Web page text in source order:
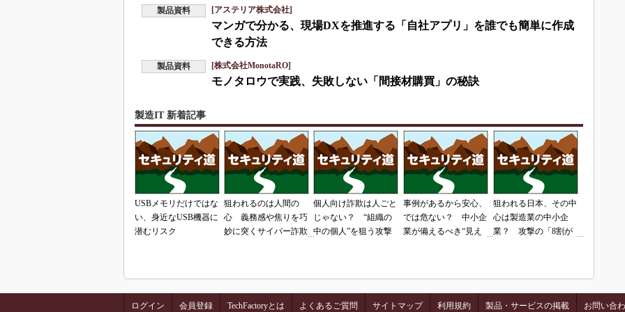
製品資料 [アステリア株式会社]
マンガで分かる、現場DXを推進する「自社アプリ」を誰でも簡単に作成
できる方法
製品資料 [株式会社MonotaRO]
モノタロウで実践、失敗しない「間接材購買」の秘訣
製造IT 新着記事
USBメモリだけではな
い、身近なUSB機器に
潜むリスク
狙われるのは人間の
心 義務感や焦りを巧
妙に突くサイバー詐欺
個人向け詐欺は人ごと
じゃない？ “組織の
中の個人”を狙う攻撃
事例があるから安心、
では危ない？ 中小企
業が備えるべき“見え
狙われる日本、その中
心は製造業の中小企
業？ 攻撃の「8割が
ログイン 会員登録 TechFactoryとは よくあるご質問 サイトマップ 利用規約 製品・サービスの掲載 お問い合